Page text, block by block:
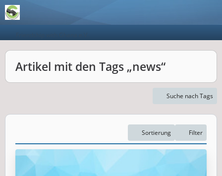
Artikel mit den Tags „news“
Suche nach Tags
Sortierung Filter